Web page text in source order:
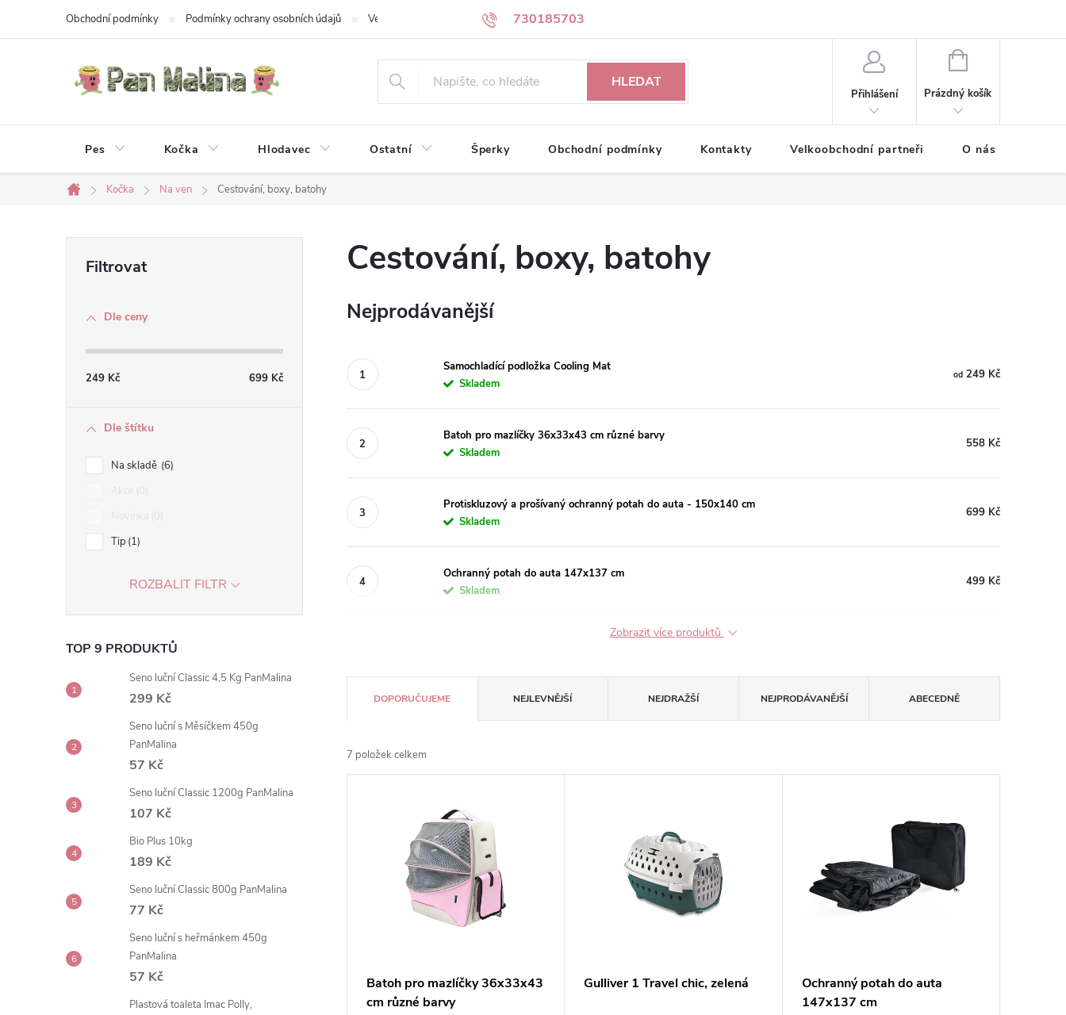
730185703
Obchodní podmínky Podmínky ochrany osobních údajů Velkoobchodní partneři Kontakty
HLEDAT
Přihlášení
NÁKUPNÍ
Prázdný košík
Pes Kočka Hlodavec Ostatní Šperky Obchodní podmínky Kontakty Velkoobchodní partneři O nás
Domů
Kočka Na ven Cestování, boxy, batohy
p
a
n
e
Dle ceny
249 Kč 699 Kč
Dle štítku
Na skladě 6
Tip 1
ROZBALIT FILTR
TOP 9 PRODUKTŮ
Seno luční Classic 4,5 Kg PanMalina
299 Kč
Seno luční s Měsíčkem 450g
PanMalina
57 Kč
Seno luční Classic 1200g PanMalina
107 Kč
Bio Plus 10kg
189 Kč
Seno luční Classic 800g PanMalina
77 Kč
Seno luční s heřmánkem 450g
PanMalina
57 Kč
Plastová toaleta Imac Polly,
Cestování, boxy, batohy
Nejprodávanější
Samochladící podložka Cooling Mat
Skladem
od 249 Kč
Batoh pro mazlíčky 36x33x43 cm různé barvy
Skladem
558 Kč
Protiskluzový a prošívaný ochranný potah do auta - 150x140 cm
Skladem
699 Kč
Ochranný potah do auta 147x137 cm
Skladem
499 Kč
Zobrazit více produktů
a
z
DOPORUČUJEME NEJLEVNĚJŠÍ NEJDRAŽŠÍ NEJPRODÁVANĚJŠÍ ABECEDNĚ
7 položek celkem
Batoh pro mazlíčky 36x33x43
cm různé barvy
Gulliver 1 Travel chic, zelená
Ochranný potah do auta
147x137 cm